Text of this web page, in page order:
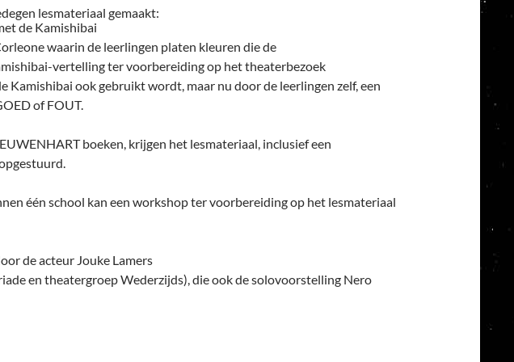
lesmateriaal gemaakt:
de Kamishibai
waarin de leerlingen platen kleuren die de
vertelling ter voorbereiding op het theaterbezoek
Kamishibai ook gebruikt wordt, maar nu door de leerlingen zelf, een
of FOUT.
boeken, krijgen het lesmateriaal, inclusief een
één school kan een workshop ter voorbereiding op het lesmateriaal
de acteur Jouke Lamers
en theater­groep Wederzijds), die ook de solovoorstelling Nero